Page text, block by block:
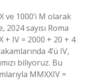
ve 1000’i M olarak
2024 sayısı Roma
+ IV = 2000 + 20 + 4
4’ü IV,
biliyoruz. Bu
MMXXIV =